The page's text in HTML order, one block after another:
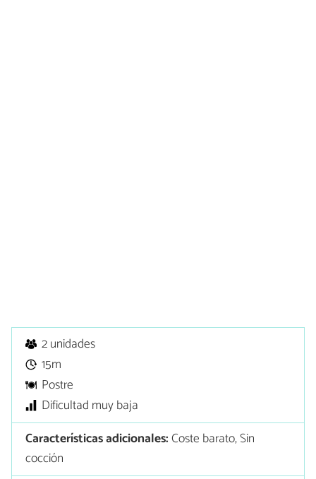
2 unidades
15m
Postre
Dificultad muy baja
Características adicionales:Coste barato, Sin
cocción